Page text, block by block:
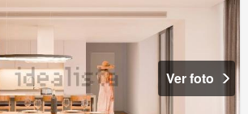
Ver foto